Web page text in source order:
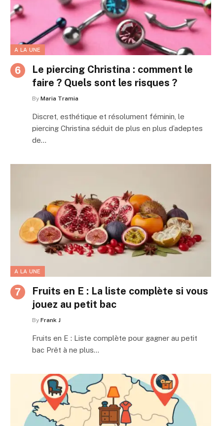
A LA UNE
Le piercing Christina : comment le
faire ? Quels sont les risques ?
By Maria Tramia
Discret, esthétique et résolument féminin, le
piercing Christina séduit de plus en plus d’adeptes
de…
A LA UNE
Fruits en E : La liste complète si vous
jouez au petit bac
By Frank J
Fruits en E : Liste complète pour gagner au petit
bac Prêt à ne plus…